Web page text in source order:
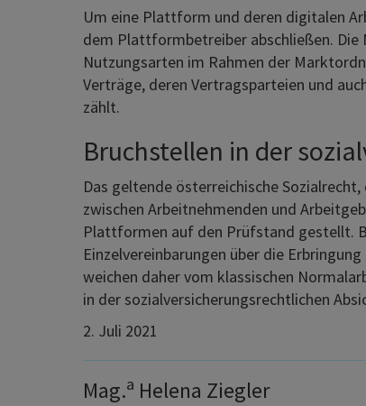
Um eine Plattform und deren digitalen
dem Plattformbetreiber abschließen.
Nutzungsarten im Rahmen der
Verträge, deren Vertragsparteien und
zählt.
Bruchstellen in der
Das geltende österreichische
zwischen Arbeitnehmenden und
Plattformen auf den Prüfstand gestellt.
Einzelvereinbarungen über die
weichen daher vom klassischen
in der sozialversicherungsrechtlichen
2. Juli 2021
Mag.a Helena Ziegler